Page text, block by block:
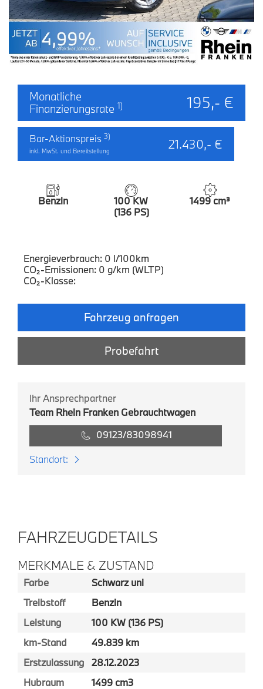
Monatliche
Finanzierungsrate 1) 195,- €
Bar-Aktionspreis 3)
inkl. MwSt. und Bereitstellung 21.430,- €
Benzin
100 KW
(136 PS)
1499 cm³
Energieverbrauch: 0 l/100km
CO₂-Emissionen: 0 g/km (WLTP)
CO₂-Klasse:
Fahrzeug anfragen
Probefahrt
Ihr Ansprechpartner
Team Rhein Franken Gebrauchtwagen
09123/83098941
Standort:
FAHRZEUGDETAILS
MERKMALE & ZUSTAND
Farbe
Schwarz uni
Treibstoff
Benzin
Leistung
100 KW (136 PS)
km-Stand
49.839 km
Erstzulassung
28.12.2023
Hubraum
1499 cm3